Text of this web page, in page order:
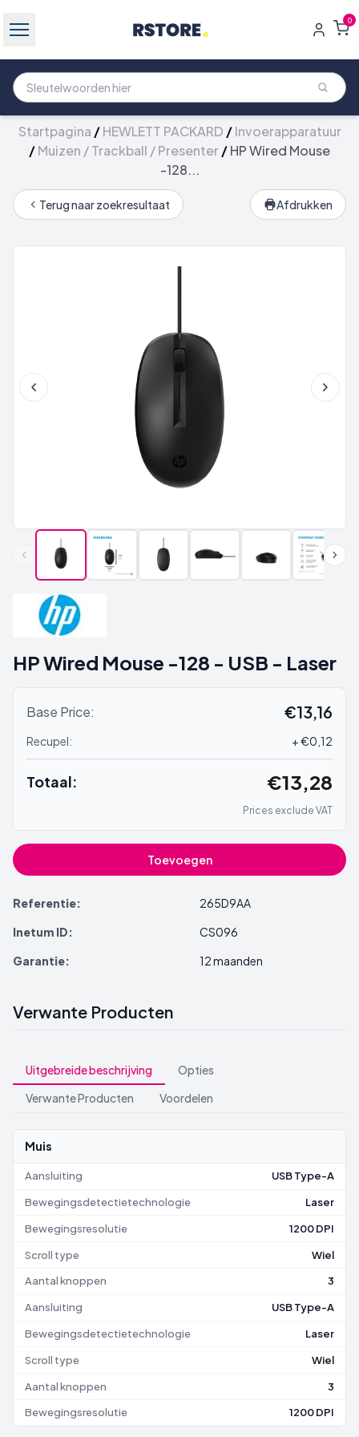
0
Startpagina /HEWLETT PACKARD /Invoerapparatuur
/Muizen / Trackball / Presenter/HP Wired Mouse
-128...
Terug naar zoekresultaat Afdrukken
HP Wired Mouse -128 - USB - Laser
Base Price: €13,16
Recupel: + €0,12
Totaal: €13,28
Prices exclude VAT
Toevoegen
Referentie:
265D9AA
Inetum ID:
CS096
Garantie:
12 maanden
Verwante Producten
Uitgebreide beschrijving
Opties
Verwante Producten
Voordelen
Muis
Aansluiting USB Type-A
Bewegingsdetectietechnologie Laser
Bewegingsresolutie 1200 DPI
Scroll type Wiel
Aantal knoppen 3
Aansluiting USB Type-A
Bewegingsdetectietechnologie Laser
Scroll type Wiel
Aantal knoppen 3
Bewegingsresolutie 1200 DPI